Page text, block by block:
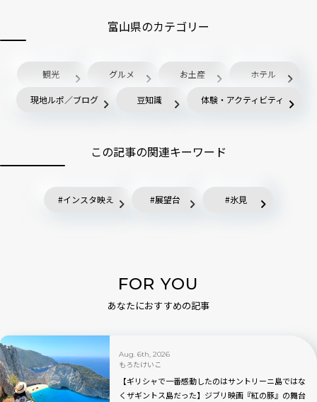
富山県のカテゴリー
観光 グルメ お土産 ホテル
現地ルポ／ブログ 豆知識 体験・アクティビティ
この記事の関連キーワード
インスタ映え 展望台 氷見
FOR YOU
あなたにおすすめの記事
Aug. 6th, 2026
もろたけいこ
【ギリシャで一番感動したのはサントリーニ島ではな
くザギントス島だった】ジブリ映画『紅の豚』の舞台